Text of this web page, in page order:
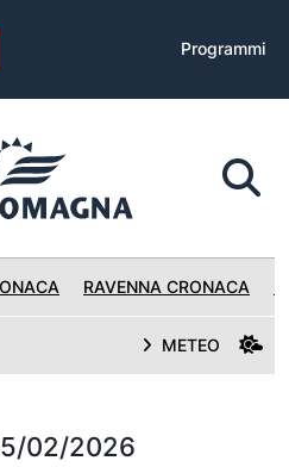
Programmi
RAVENNA CRONACA
METEO
02/2026